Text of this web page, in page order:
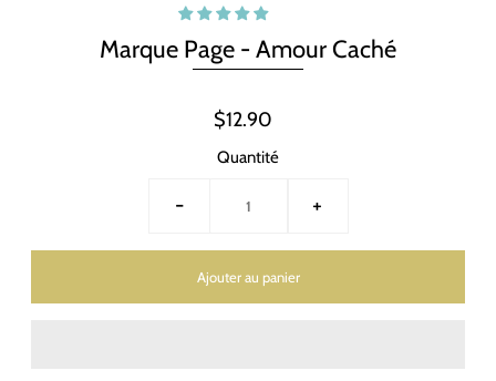
Marque Page - Amour Caché
$12.90
Quantité
- +